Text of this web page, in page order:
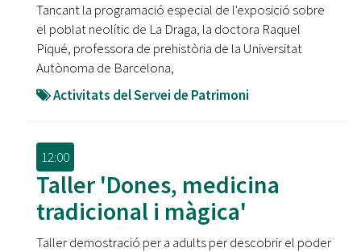
Tancant la programació especial de l'exposició sobre
el poblat neolític de La Draga, la doctora Raquel
Piqué, professora de prehistòria de la Universitat
Autònoma de Barcelona,
Activitats del Servei de Patrimoni
12:00
Taller 'Dones, medicina
tradicional i màgica'
Taller demostració per a adults per descobrir el poder